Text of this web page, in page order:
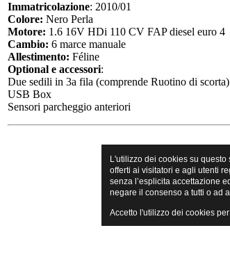
Immatricolazione: 2010/01
Colore: Nero Perla
Motore: 1.6 16V HDi 110 CV FAP diesel euro 4
Cambio: 6 marce manuale
Allestimento: Féline
Optional e accessori:
Due sedili in 3a fila (comprende Ruotino di scorta)
USB Box
Sensori parcheggio anteriori